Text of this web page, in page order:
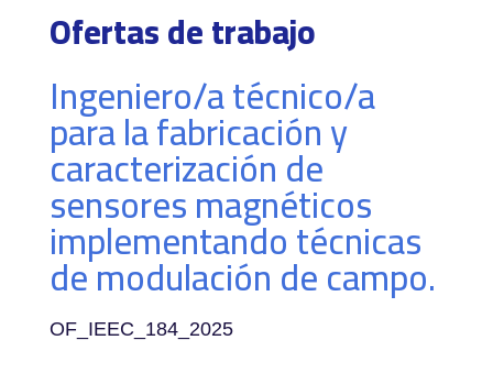
Ofertas de trabajo
Ingeniero/a técnico/a
para la fabricación y
caracterización de
sensores magnéticos
implementando técnicas
de modulación de campo.
OF_IEEC_184_2025